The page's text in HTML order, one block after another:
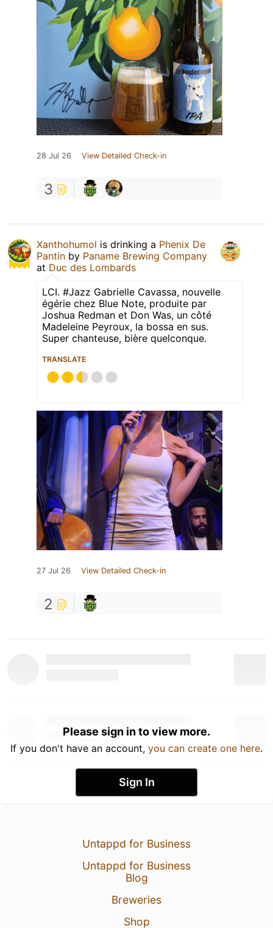
28 Jul 26 View Detailed Check-in
3
Xanthohumol is drinking a Phenix De
Pantin by Paname Brewing Company
at Duc des Lombards
LCI. #Jazz Gabrielle Cavassa, nouvelle
égérie chez Blue Note, produite par
Joshua Redman et Don Was, un côté
Madeleine Peyroux, la bossa en sus.
Super chanteuse, bière quelconque.
TRANSLATE
27 Jul 26 View Detailed Check-in
2
Please sign in to view more.
If you don't have an account, you can create one here.
Sign In
Untappd for Business
Untappd for Business
Blog
Breweries
Shop